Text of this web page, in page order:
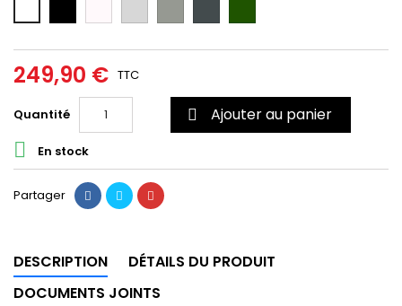
clair
7035)
moyen
7004)
foncé
7011)
6020
249,90 € TTC
Quantité  Ajouter au panier
 En stock
Partager
DESCRIPTION
DÉTAILS DU PRODUIT
DOCUMENTS JOINTS